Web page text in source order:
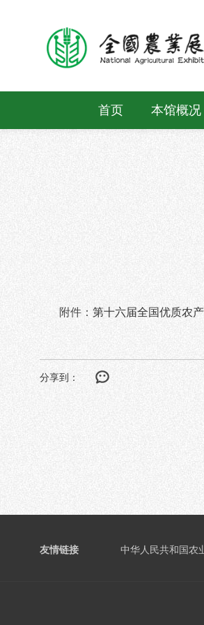
首页 本馆概况
附件： 第十六届全国优质农
分享到：
友情链接 中华人民共和国农